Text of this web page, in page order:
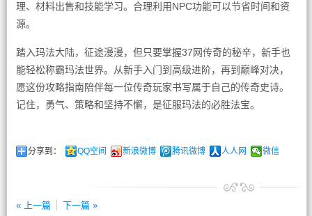
理、材料出售和技能学习。合理利用NPC功能可以节省时间和资
源。
踏入玛法大陆，征途漫漫，但只要掌握37网传奇的秘辛，新手也
能轻松称霸玛法世界。从新手入门到高级进阶，再到巅峰对决，
愿这份攻略指南陪伴每一位传奇玩家书写属于自己的传奇史诗。
记住，勇气、策略和坚持不懈，是征服玛法的必胜法宝。
分享到： QQ空间 新浪微博 腾讯微博 人人网 微信
« 上一篇 下一篇 »